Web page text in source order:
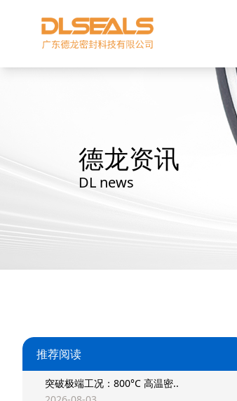
德龙资讯
DL news
推荐阅读
突破极端工况：800°C 高温密..